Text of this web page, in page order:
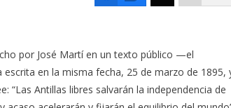
por José Martí en un texto público —el
en la misma fecha, 25 de marzo de 1895,
“Las Antillas libres salvarán la independencia de